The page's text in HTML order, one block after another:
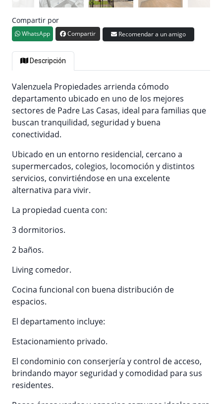
Compartir por
WhatsApp Compartir Recomendar a un amigo
Descripción
Valenzuela Propiedades arrienda cómodo
departamento ubicado en uno de los mejores
sectores de Padre Las Casas, ideal para familias que
buscan tranquilidad, seguridad y buena
conectividad.
Ubicado en un entorno residencial, cercano a
supermercados, colegios, locomoción y distintos
servicios, convirtiéndose en una excelente
alternativa para vivir.
La propiedad cuenta con:
3 dormitorios.
2 baños.
Living comedor.
Cocina funcional con buena distribución de
espacios.
El departamento incluye:
Estacionamiento privado.
El condominio con conserjería y control de acceso,
brindando mayor seguridad y comodidad para sus
residentes.